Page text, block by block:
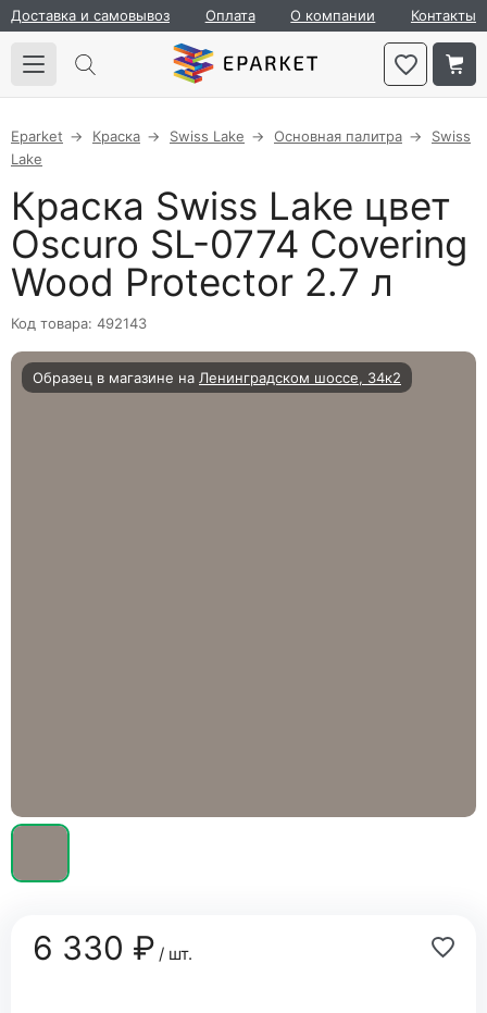
Доставка и самовывоз Оплата О компании Контакты
Eparket Краска Swiss Lake Основная палитра
Swiss
Lake
Краска Swiss Lake цвет
Oscuro SL-0774 Covering
Wood Protector 2.7 л
Код товара: 492143
Образец в магазине на Ленинградском шоссе, 34к2
6 330 ₽/ шт.